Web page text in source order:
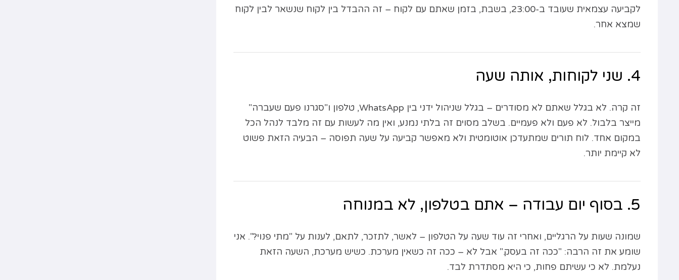
לקביעה עצמאית שעובד ב-23:00, בשבת, בזמן שאתם עם לקוח – זה ההבדל בין לקוח שנשאר לבין לקוח
שמצא אחר.
4. שני לקוחות, אותה שעה
זה קרה. לא בגלל שאתם לא מסודרים – בגלל שניהול ידני בין WhatsApp, טלפון ו"סגרנו פעם שעברה"
מייצר בלבול. לא פעם ולא פעמיים. בשלב מסוים זה בלתי נמנע, ואין מה לעשות עם זה מלבד לנהל הכל
במקום אחד. לוח תורים שמתעדכן אוטומטית ולא מאפשר קביעה על שעה תפוסה – הבעיה הזאת פשוט
לא קיימת יותר.
5. בסוף יום עבודה – אתם בטלפון, לא במנוחה
שמונה שעות על הרגליים, ואחרי זה עוד שעה על הטלפון – לאשר, לתזכר, לתאם, לענות על "מתי פנוי?". אני
שומע את זה הרבה: "ככה זה בעסק." אבל לא – ככה זה כשאין מערכת. כשיש מערכת, השעה הזאת
נעלמת. לא כי עשיתם פחות, כי היא מסתדרת לבד.